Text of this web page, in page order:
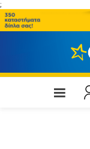
;